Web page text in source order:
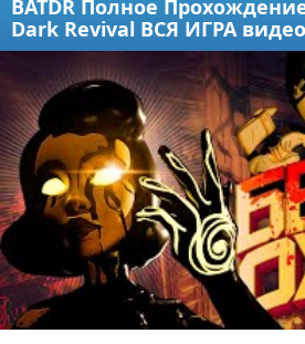
BATDR Полное
Dark Revival ВСЯ ИГРА видео